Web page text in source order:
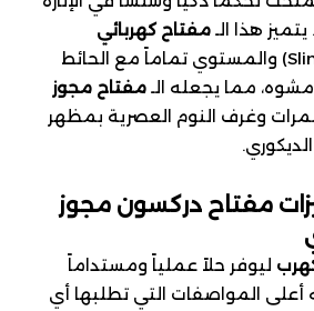
هذا الـ مفتاح كهربائي
بتصميمه النحيف (Slim) والمستوي تماماً مع الحائط
مما يجعله الـ مفتاح مجوز
وغرف النوم العصرية بمظهر
مفتاح دركسون مجوز
ليوفر حلاً عملياً ومستداماً
أعلى المواصفات التي تطلبها أي